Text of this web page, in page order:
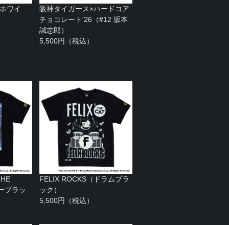
ワイ
阪神タイガース×ハードコア
チョコレート'26（#12 坂本
誠志郎）
5,500円（税込）
ブラッ
FELIX ROCKS（ドラムブラ
ック）
5,500円（税込）